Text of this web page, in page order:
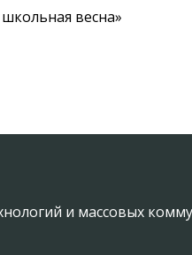
весна»
и массовых